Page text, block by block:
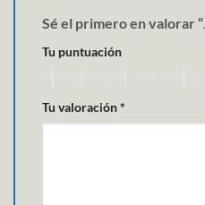
Sé el primero en valorar
Tu puntuación
Tu valoración*